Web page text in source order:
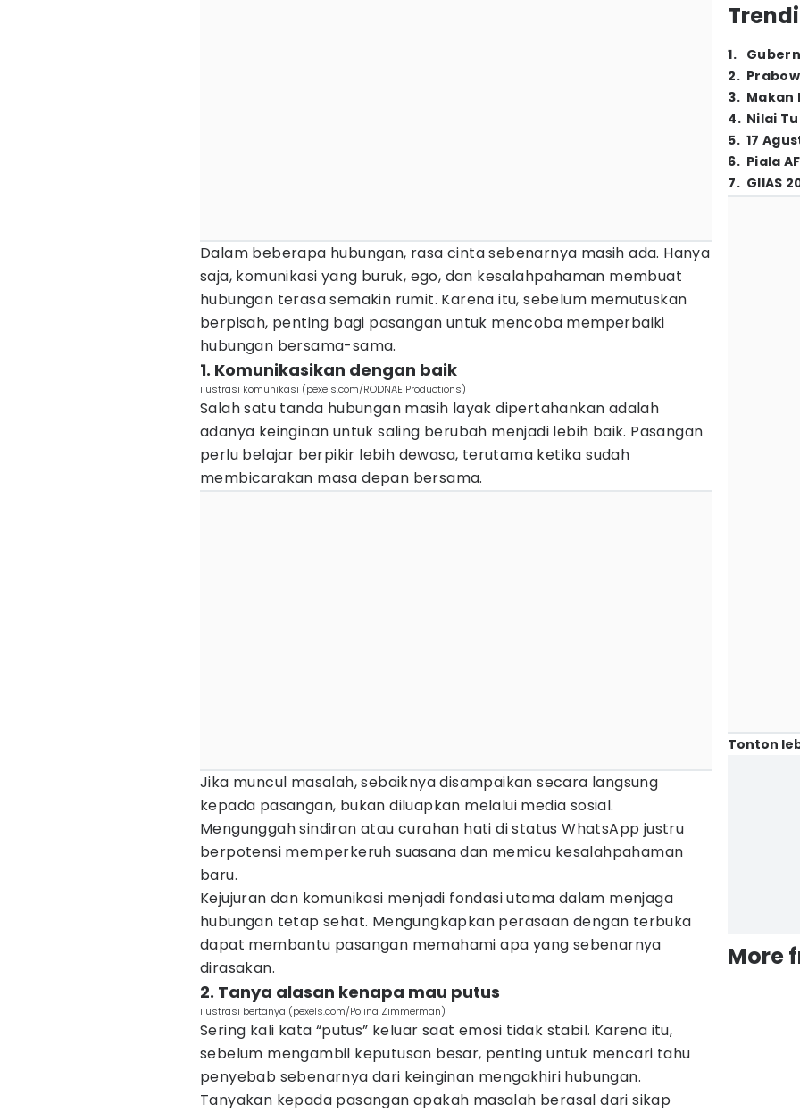
Dalam beberapa hubungan, rasa cinta sebenarnya masih ada. Hanya
saja, komunikasi yang buruk, ego, dan kesalahpahaman membuat
hubungan terasa semakin rumit. Karena itu, sebelum memutuskan
berpisah, penting bagi pasangan untuk mencoba memperbaiki
hubungan bersama-sama.
1. Komunikasikan dengan baik
ilustrasi komunikasi (pexels.com/RODNAE Productions)
Salah satu tanda hubungan masih layak dipertahankan adalah
adanya keinginan untuk saling berubah menjadi lebih baik. Pasangan
perlu belajar berpikir lebih dewasa, terutama ketika sudah
membicarakan masa depan bersama.
Jika muncul masalah, sebaiknya disampaikan secara langsung
kepada pasangan, bukan diluapkan melalui media sosial.
Mengunggah sindiran atau curahan hati di status WhatsApp justru
berpotensi memperkeruh suasana dan memicu kesalahpahaman
baru.
Kejujuran dan komunikasi menjadi fondasi utama dalam menjaga
hubungan tetap sehat. Mengungkapkan perasaan dengan terbuka
dapat membantu pasangan memahami apa yang sebenarnya
dirasakan.
2. Tanya alasan kenapa mau putus
ilustrasi bertanya (pexels.com/Polina Zimmerman)
Sering kali kata “putus” keluar saat emosi tidak stabil. Karena itu,
sebelum mengambil keputusan besar, penting untuk mencari tahu
penyebab sebenarnya dari keinginan mengakhiri hubungan.
Tanyakan kepada pasangan apakah masalah berasal dari sikap
1.
2.
3. Makan
4. Nilai
5. 17
6. Piala
7. GIIAS
Tonton
More